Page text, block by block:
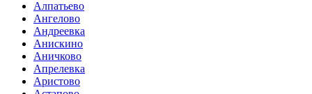
Алпатьево
Ангелово
Андреевка
Анискино
Аничково
Апрелевка
Аристово